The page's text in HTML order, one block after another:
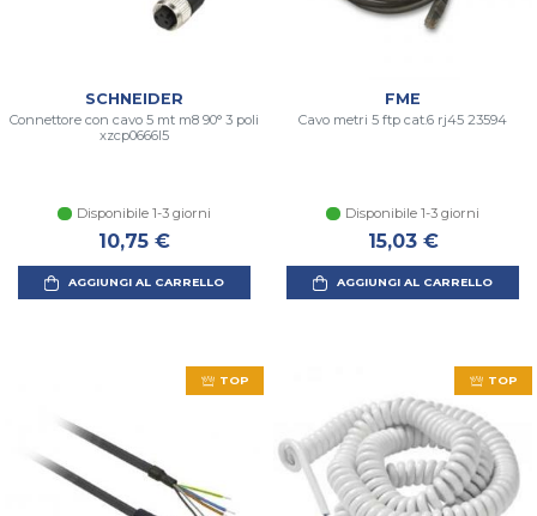
SCHNEIDER
Connettore con cavo 5 mt m8 90° 3 poli
xzcp0666l5
Disponibile 1-3 giorni
10,75 €
AGGIUNGI AL CARRELLO
FME
Cavo metri 5 ftp cat.6 rj45 23594
Disponibile 1-3 giorni
15,03 €
AGGIUNGI AL CARRELLO
TOP TOP